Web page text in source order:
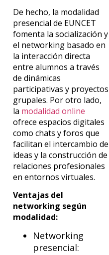
De hecho, la modalidad
presencial de EUNCET
fomenta la socialización y
el networking basado en
la interacción directa
entre alumnos a través
de dinámicas
participativas y proyectos
grupales. Por otro lado,
la modalidad online
ofrece espacios digitales
como chats y foros que
facilitan el intercambio de
ideas y la construcción de
relaciones profesionales
en entornos virtuales.
Ventajas del
networking según
modalidad:
Networking
presencial: